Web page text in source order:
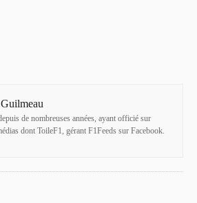
de nombreuses années, ayant officié sur
dont ToileF1, gérant F1Feeds sur Facebook.